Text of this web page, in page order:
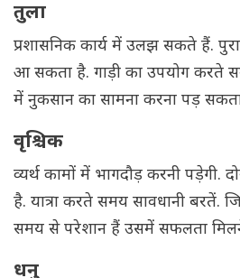
तुला
प्रशासनिक कार्य में उलझ सकते हैं.
आ सकता है. गाड़ी का उपयोग करते
में नुकसान का सामना करना पड़
वृश्चिक
व्यर्थ कामों में भागदौड़ करनी पड़ेगी.
है. यात्रा करते समय सावधानी बरतें.
समय से परेशान हैं उसमें सफलता
धनु